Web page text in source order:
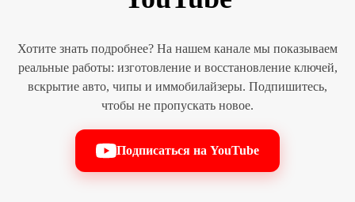
Хотите знать подробнее? На нашем канале мы показываем
реальные работы: изготовление и восстановление ключей,
вскрытие авто, чипы и иммобилайзеры. Подпишитесь,
чтобы не пропускать новое.
Подписаться на YouTube